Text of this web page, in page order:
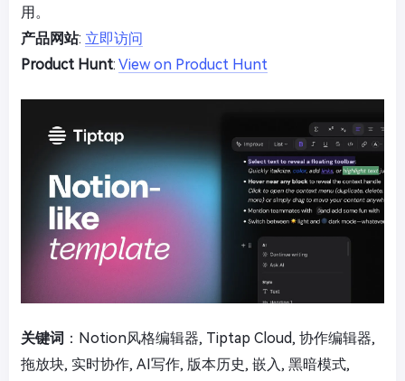
用。
产品网站: 立即访问
Product Hunt: View on Product Hunt
关键词 ：Notion风格编辑器, Tiptap Cloud, 协作编辑器,
拖放块, 实时协作, AI写作, 版本历史, 嵌入, 黑暗模式,